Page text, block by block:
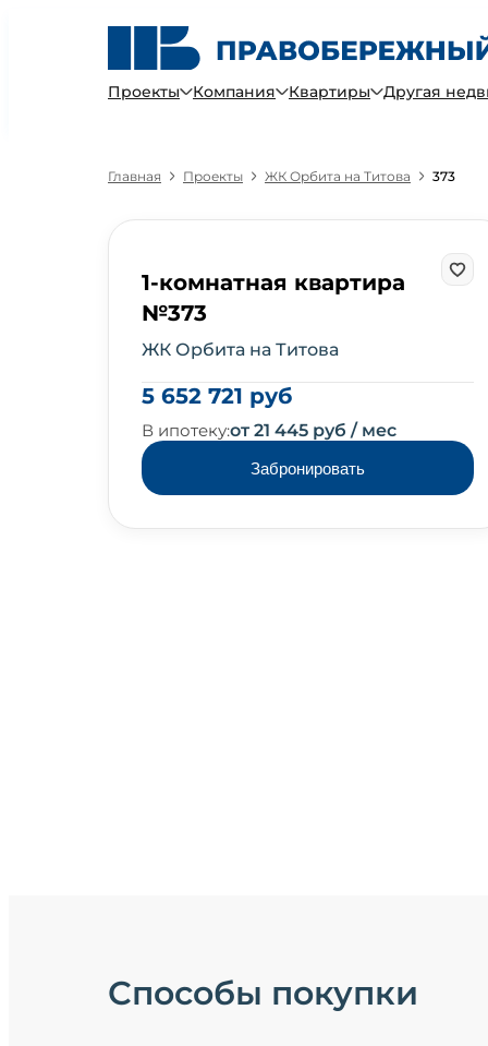
Проекты Компания Квартиры Другая
Главная Проекты ЖК Орбита на Титова 373
1-комнатная квартира
№373
ЖК Орбита на Титова
5 652 721 руб
В ипотеку:от 21 445 руб / мес
Забронировать
Способы покупки